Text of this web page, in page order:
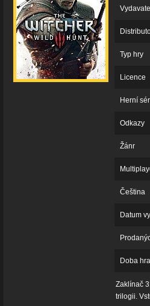
Vydavatel
Typ hry
Licence
Herní
Odkazy
Žánr
Čeština
Datum
Doba
Zaklínač
trilogii.